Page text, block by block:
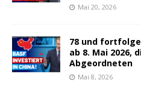
Mai 20, 2026
78 und
ab 8. Mai 2026,
Abgeordneten
Mai 8, 2026